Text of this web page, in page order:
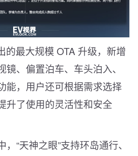
的最大规模 OTA 升级，新增
、偏置泊车、车头泊入、
能，用户还可根据需求选择
升了使用的灵活性和安全
“天神之眼”支持环岛通行、